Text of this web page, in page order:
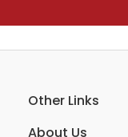
Other Links
About Us